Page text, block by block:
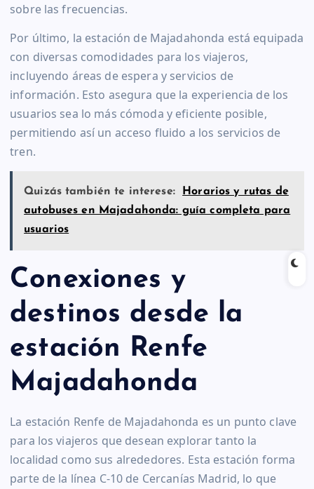
sobre las frecuencias.
Por último, la estación de Majadahonda está equipada
con diversas comodidades para los viajeros,
incluyendo áreas de espera y servicios de
información. Esto asegura que la experiencia de los
usuarios sea lo más cómoda y eficiente posible,
permitiendo así un acceso fluido a los servicios de
tren.
Quizás también te interese:
Horarios y rutas de
autobuses en Majadahonda: guía completa para
usuarios
Conexiones y
destinos desde la
estación Renfe
Majadahonda
La estación Renfe de Majadahonda es un punto clave
para los viajeros que desean explorar tanto la
localidad como sus alrededores. Esta estación forma
parte de la línea C-10 de Cercanías Madrid, lo que